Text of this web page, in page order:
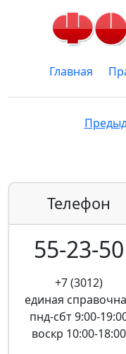
Главная
Телефон
55-23-50
+7 (3012)
единая
пнд-сбт 9:00-
воскр 10:00-18:00